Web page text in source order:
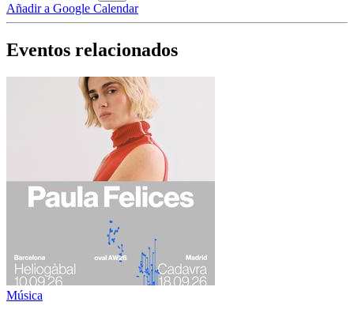
Añadir a Google Calendar
Eventos relacionados
Música